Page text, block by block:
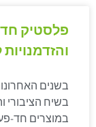
פלסטיק
בשנים
בשיח הציבורי
במוצרים חד-